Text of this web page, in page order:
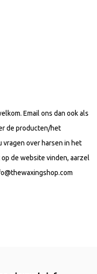
Email ons dan ook als
de producten/het
vragen over harsen in het
de website vinden, aarzel